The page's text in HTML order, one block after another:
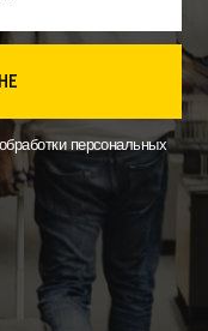
персональных